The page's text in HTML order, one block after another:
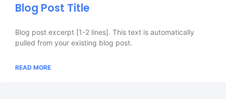
Blog Post Title
Blog post excerpt [1-2 lines]. This text is automatically
pulled from your existing blog post.
READ MORE